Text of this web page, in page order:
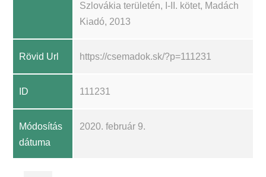
Szlovákia területén, I-II. kötet, Madách
Kiadó, 2013
Rövid Url https://csemadok.sk/?p=111231
ID 111231
Módosítás
dátuma
2020. február 9.